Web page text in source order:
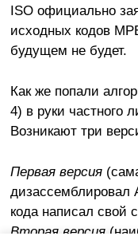
ISO официально
исходных кодов
будущем не будет.
Как же попали
4) в руки частного
Возникают три
Первая версия
дизассемблировал
кода написал свой
Вторая версия